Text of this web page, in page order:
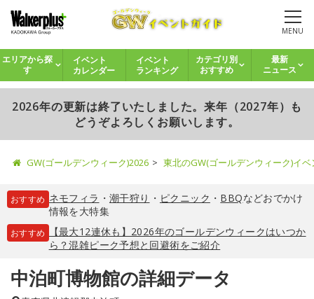
MENU
エリアから探
す
イベント
カレンダー
イベント
ランキング
カテゴリ別
おすすめ
最新
ニュース
2026年の更新は終了いたしました。来年（2027年）も
どうぞよろしくお願いします。
GW(ゴールデンウィーク)2026 東北のGW(ゴールデンウィーク)イ
おすすめ ネモフィラ ・ 潮干狩り ・ ピクニック ・ BBQなどおでかけ
情報を大特集
おすすめ
【最大12連休も】2026年のゴールデンウィークはいつか
ら？混雑ピーク予想と回避術をご紹介
中泊町博物館の詳細データ